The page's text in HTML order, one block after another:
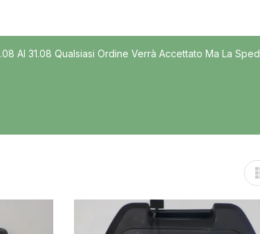
In offerta
Al 31.08 Qualsiasi Ordine Verrà Accettato Ma La